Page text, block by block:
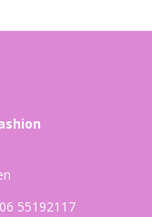
55192117